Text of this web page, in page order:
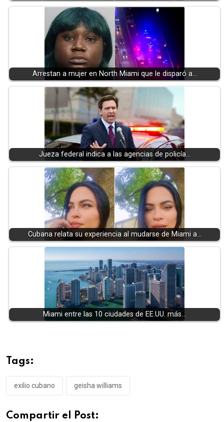
Arrestan a mujer en North Miami que le disparó a…
Jueza federal indica a las agencias de policía…
Cubana relata su experiencia al mudarse de Miami a…
Miami entre las 10 ciudades de EE.UU. más…
Tags:
exilio cubano geisha williams
Compartir el Post: